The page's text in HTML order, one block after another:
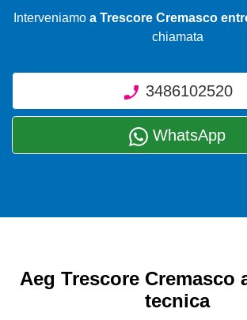
Interveniamo a Trescore Cremasco
chiamata
3486102520
WhatsApp
Aeg Trescore Cremasco
tecnica